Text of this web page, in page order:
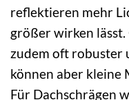
reflektieren mehr
größer wirken lässt.
zudem oft robuster
können aber kleine
Für Dachschrägen